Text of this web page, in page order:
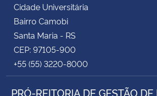
Cidade Universitária
Bairro Camobi
Santa Maria - RS
CEP: 97105-900
+55 (55) 3220-8000
PRÓ-REITORIA DE GESTÃO DE